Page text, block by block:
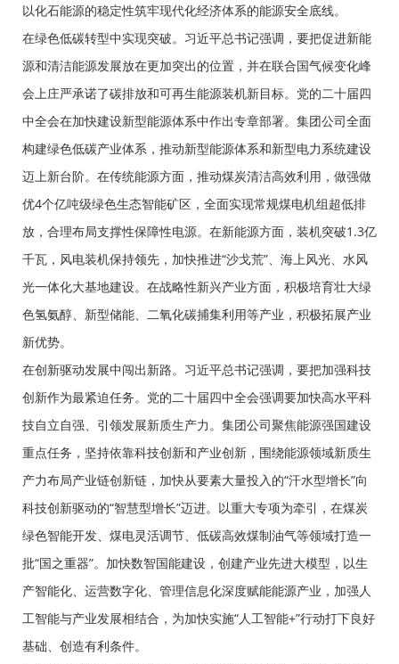
以化石能源的稳定性筑牢现代化经济体系的能源安全底线。
在绿色低碳转型中实现突破。习近平总书记强调，要把促进新能
源和清洁能源发展放在更加突出的位置，并在联合国气候变化峰
会上庄严承诺了碳排放和可再生能源装机新目标。党的二十届四
中全会在加快建设新型能源体系中作出专章部署。集团公司全面
构建绿色低碳产业体系，推动新型能源体系和新型电力系统建设
迈上新台阶。在传统能源方面，推动煤炭清洁高效利用，做强做
优4个亿吨级绿色生态智能矿区，全面实现常规煤电机组超低排
放，合理布局支撑性保障性电源。在新能源方面，装机突破1.3亿
千瓦，风电装机保持领先，加快推进“沙戈荒”、海上风光、水风
光一体化大基地建设。在战略性新兴产业方面，积极培育壮大绿
色氢氨醇、新型储能、二氧化碳捕集利用等产业，积极拓展产业
新优势。
在创新驱动发展中闯出新路。习近平总书记强调，要把加强科技
创新作为最紧迫任务。党的二十届四中全会强调要加快高水平科
技自立自强、引领发展新质生产力。集团公司聚焦能源强国建设
重点任务，坚持依靠科技创新和产业创新，围绕能源领域新质生
产力布局产业链创新链，加快从要素大量投入的“汗水型增长”向
科技创新驱动的“智慧型增长”迈进。以重大专项为牵引，在煤炭
绿色智能开发、煤电灵活调节、低碳高效煤制油气等领域打造一
批“国之重器”。加快数智国能建设，创建产业先进大模型，以生
产智能化、运营数字化、管理信息化深度赋能能源产业，加强人
工智能与产业发展相结合，为加快实施“人工智能+”行动打下良好
基础、创造有利条件。